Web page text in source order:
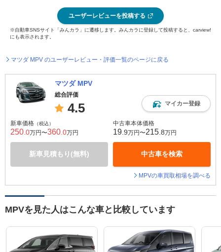
ユーザーレビューを投稿する
※自動車SNSサイト「みんカラ」に遷移します。みんカラに登録して投稿すると、carview!
にも表示されます。
マツダ MPV のユーザーレビュー・評価一覧のページに戻る
マツダ MPV
総合評価
4.5 マイカー登録
新車価格 （税込）
250 .0万円〜360 .0万円
新車見積もり(無料)
中古車本体価格
19 .9万円〜215 .8万円
中古車を検索
MPVの車買取相場を調べる
MPVを見た人はこんな車と比較しています